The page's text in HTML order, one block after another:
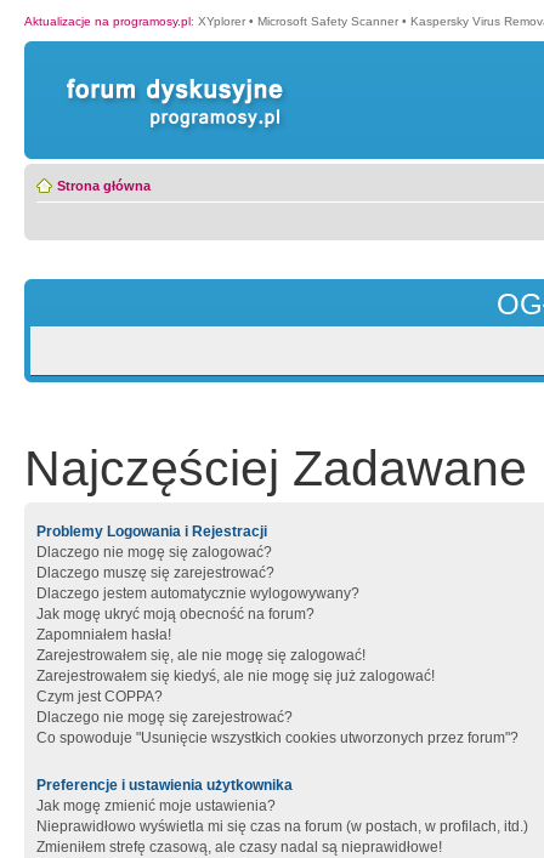
Aktualizacje na programosy.pl: XYplorer • Microsoft Safety Scanner • Kaspersky Virus
Strona główna
Najczęściej Zadawane
Problemy Logowania i Rejestracji
Dlaczego nie mogę się zalogować?
Dlaczego muszę się zarejestrować?
Dlaczego jestem automatycznie wylogowywany?
Jak mogę ukryć moją obecność na forum?
Zapomniałem hasła!
Zarejestrowałem się, ale nie mogę się zalogować!
Zarejestrowałem się kiedyś, ale nie mogę się już zalogować!
Czym jest COPPA?
Dlaczego nie mogę się zarejestrować?
Co spowoduje "Usunięcie wszystkich cookies utworzonych przez forum"?
Preferencje i ustawienia użytkownika
Jak mogę zmienić moje ustawienia?
Nieprawidłowo wyświetla mi się czas na forum (w postach, w profilach, itd.)
Zmieniłem strefę czasową, ale czasy nadal są nieprawidłowe!